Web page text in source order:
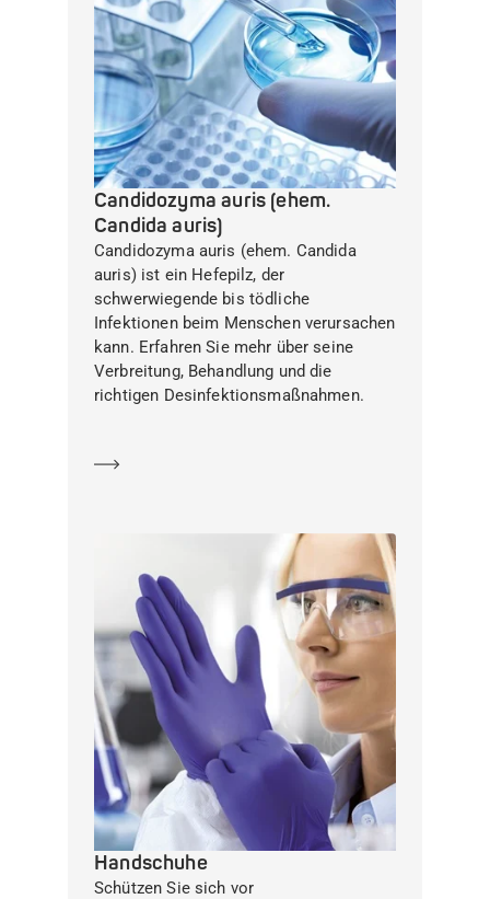
Candidozyma auris (ehem.
Candida auris)
Candidozyma auris (ehem. Candida
auris) ist ein Hefepilz, der
schwerwiegende bis tödliche
Infektionen beim Menschen verursachen
kann. Erfahren Sie mehr über seine
Verbreitung, Behandlung und die
richtigen Desinfektionsmaßnahmen.
Handschuhe
Schützen Sie sich vor